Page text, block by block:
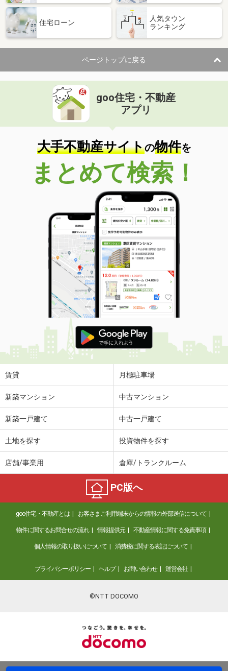
住宅ローン
人気タウン
ランキング
ページトップに戻る
goo住宅・不動産
アプリ
大手不動産サイトの物件を
まとめて検索！
賃貸 月極駐車場
新築マンション 中古マンション
新築一戸建て 中古一戸建て
土地を探す 投資物件を探す
店舗/事業用 倉庫/トランクルーム
PC版へ
goo住宅・不動産とは お客さまご利用端末からの情報の外部送信について
物件に関するお問合せの流れ 情報提供元 不動産情報に関する免責事項
個人情報の取り扱いについて 消費税に関する表記について
プライバシーポリシー ヘルプ お問い合わせ 運営会社
©NTT DOCOMO